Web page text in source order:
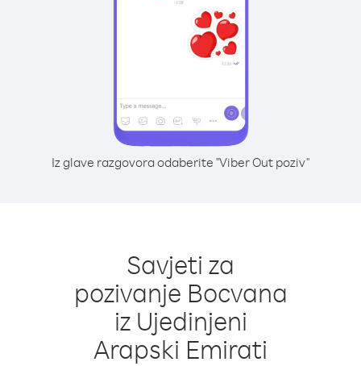
Iz glave razgovora odaberite "Viber Out poziv"
Savjeti za
pozivanje Bocvana
iz Ujedinjeni
Arapski Emirati